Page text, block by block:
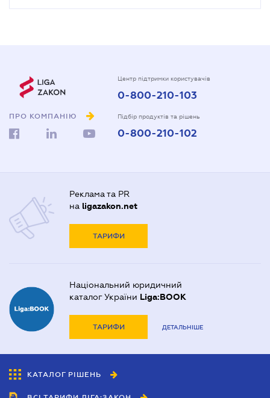
ПРО КОМПАНІЮ
Центр підтримки користувачів
0-800-210-103
Підбір продуктів та рішень
0-800-210-102
Реклама та PR
на ligazakon.net
ТАРИФИ
Національний юридичний
каталог України Liga:BOOK
ТАРИФИ ДЕТАЛЬНІШЕ
КАТАЛОГ РІШЕНЬ